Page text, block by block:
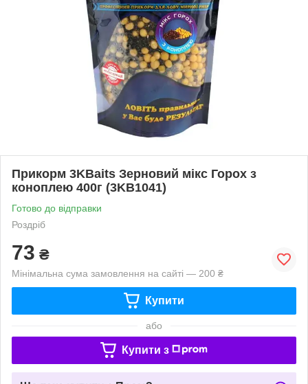
Прикорм 3KBaits Зерновий мікс Горох з
коноплею 400г (3KB1041)
Готово до відправки
Роздріб
73 ₴
Мінімальна сума замовлення на сайті — 200 ₴
Купити
або
Купити з